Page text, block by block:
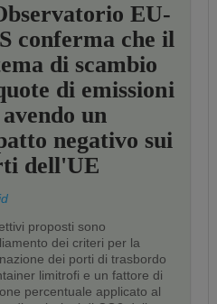
EU-
conferma che il
di scambio
di emissioni
un
negativo sui
dell'UE
proposti sono
dei criteri per la
dei porti di trasbordo
limitrofi e un fattore di
percentuale applicato al